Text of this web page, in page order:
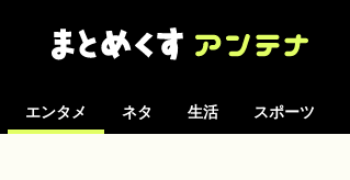
エンタメ ネタ 生活 スポーツ